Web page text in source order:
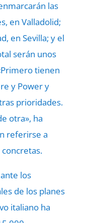
las
en Valladolid;
en Sevilla; y el
serán unos
tienen
y Power y
prioridades.
otra», ha
referirse a
los
de los planes
italiano ha